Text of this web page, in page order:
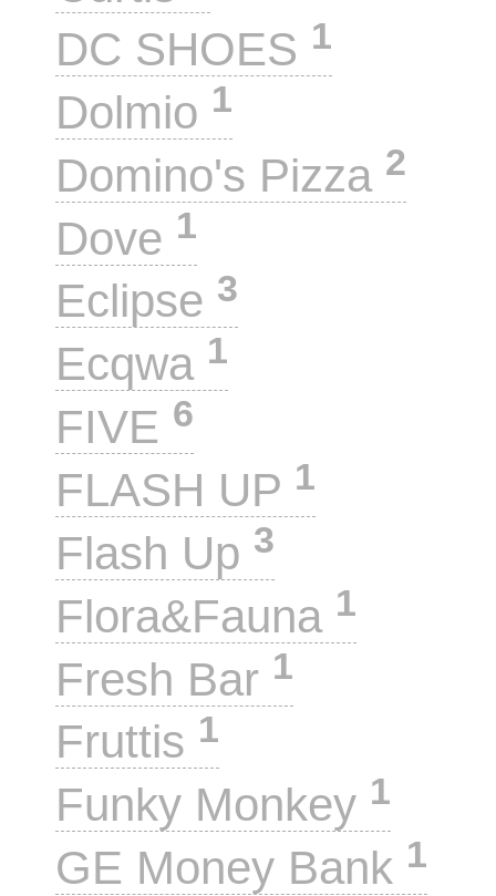
DC SHOES 1
Dolmio 1
Domino's Pizza 2
Dove 1
Eclipse 3
Ecqwa 1
FIVE 6
FLASH UP 1
Flash Up 3
Flora&Fauna 1
Fresh Bar 1
Fruttis 1
Funky Monkey 1
GE Money Bank 1